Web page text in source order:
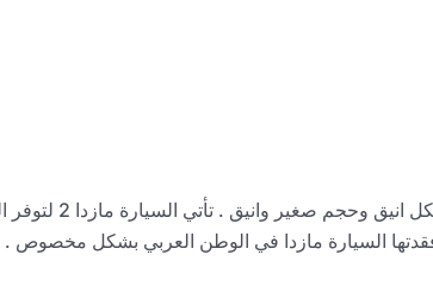
السيارة
السيارة مازدا في الوطن العربي بشكل مخصوص .